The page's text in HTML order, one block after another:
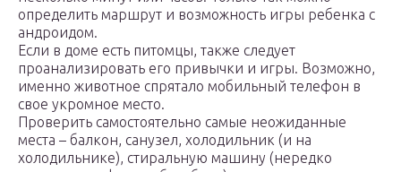
определить маршрут и возможность игры ребенка с
андроидом.
Если в доме есть питомцы, также следует
проанализировать его привычки и игры. Возможно,
именно животное спрятало мобильный телефон в
свое укромное место.
Проверить самостоятельно самые неожиданные
места – балкон, санузел, холодильник (и на
холодильнике), стиральную машину (нередко